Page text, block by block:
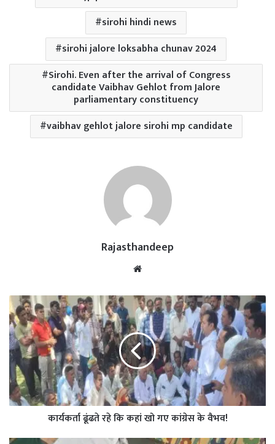
sirohi hindi news
sirohi jalore loksabha chunav 2024
Sirohi. Even after the arrival of Congress
candidate Vaibhav Gehlot from Jalore
parliamentary constituency
vaibhav gehlot jalore sirohi mp candidate
Rajasthandeep
कार्यकर्ता ढूंढते रहे कि कहां खो गए कांग्रेस के वैभव!